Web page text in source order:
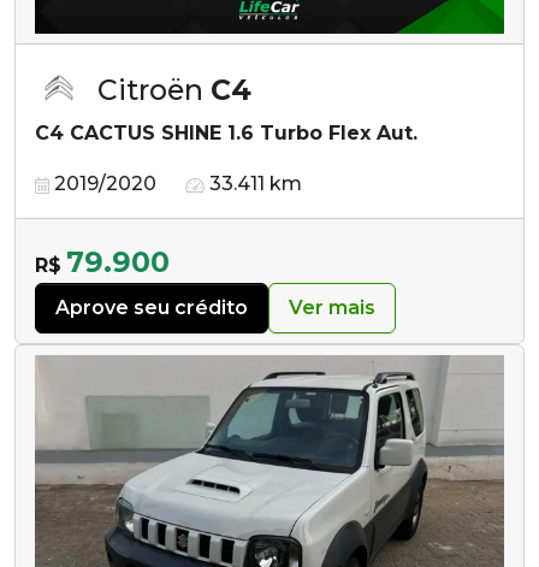
Citroën C4
C4 CACTUS SHINE 1.6 Turbo Flex Aut.
2019/2020 33.411 km
R$ 79.900
Aprove seu crédito Ver mais